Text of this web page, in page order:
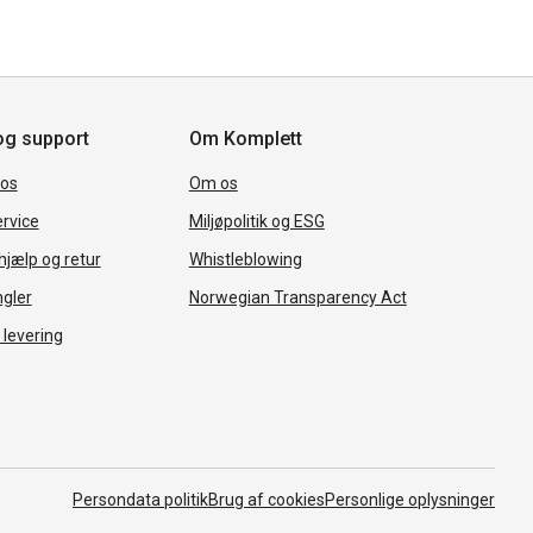
support
og retur
levering
Om Komplett
Om os
Miljøpolitik og ESG
Whistleblowing
Norwegian Transparency Act
Persondata politikBrug af cookiesPersonlige oplysninger